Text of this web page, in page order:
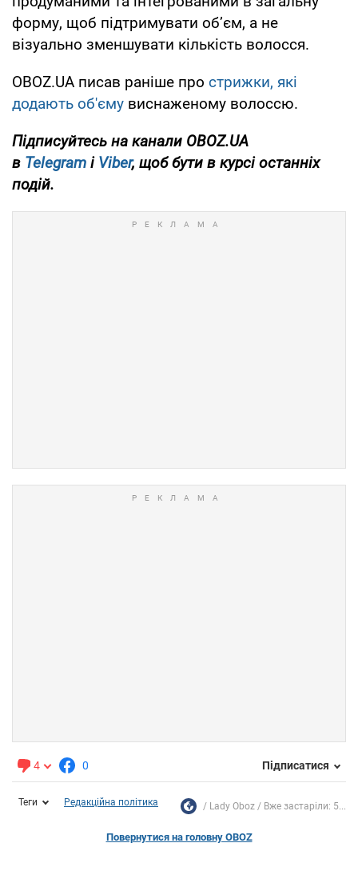
форму, щоб підтримувати об’єм, а не
візуально зменшувати кількість волосся.
OBOZ.UA писав раніше про стрижки, які
додають об'єму виснаженому волоссю.
Підписуйтесь на канали OBOZ.UA
в Telegram і Viber, щоб бути в курсі останніх
подій.
4 0 Підписатися
Теги Редакційна політика Lady Oboz Вже застаріли: 5...
Повернутися на головну OBOZ